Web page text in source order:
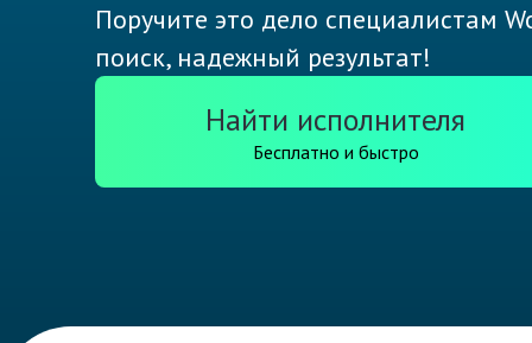
Поручите это дело специалистам
поиск, надежный результат!
Найти исполнителя
Бесплатно и быстро